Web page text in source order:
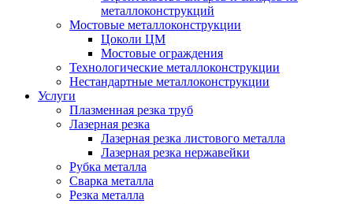
металлоконструкций
Мостовые металлоконструкции
Цоколи ЦМ
Мостовые ограждения
Технологические металлоконструкции
Нестандартные металлоконструкции
Услуги
Плазменная резка труб
Лазерная резка
Лазерная резка листового металла
Лазерная резка нержавейки
Рубка металла
Сварка металла
Резка металла